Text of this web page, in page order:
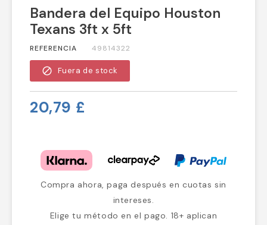
Bandera del Equipo Houston
Texans 3ft x 5ft
REFERENCIA 49814322
block Fuera de stock
20,79 £
Compra ahora, paga después en cuotas sin
intereses.
Elige tu método en el pago. 18+ aplican